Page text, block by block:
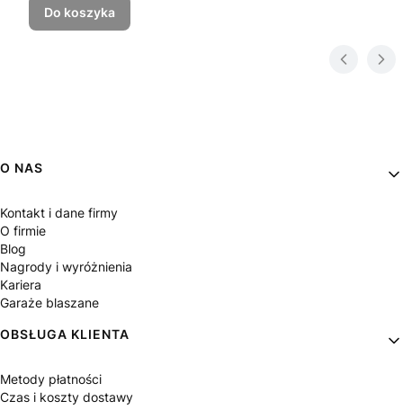
Do koszyka
Linki w stopce
O NAS
Kontakt i dane firmy
O firmie
Blog
Nagrody i wyróżnienia
Kariera
Garaże blaszane
OBSŁUGA KLIENTA
Metody płatności
Czas i koszty dostawy